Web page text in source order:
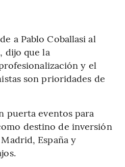
a Pablo Coballasi al
dijo que la
y el
son prioridades de
puerta eventos para
destino de inversión
España y